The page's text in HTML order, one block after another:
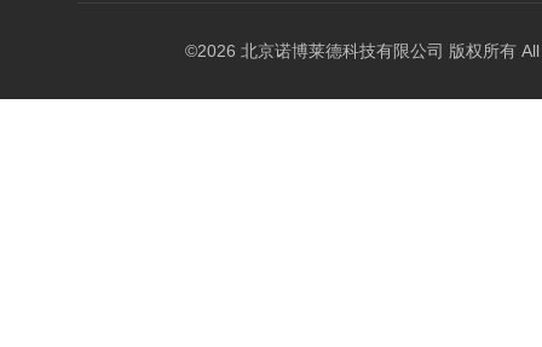
©2026 北京诺博莱德科技有限公司 版权所有